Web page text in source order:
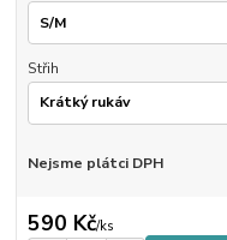
Střih
Nejsme plátci DPH
590 Kč/ks